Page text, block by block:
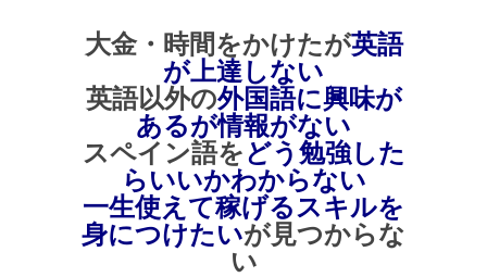
大金・時間をかけたが英語
が上達しない
英語以外の外国語に興味が
あるが情報がない
スペイン語をどう勉強した
らいいかわからない
一生使えて稼げるスキルを
身につけたいが見つからな
い